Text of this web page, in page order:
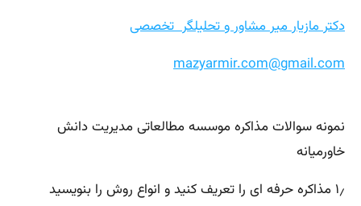
دکتر مازیار میر مشاور و تحلیلگر تخصصی
mazyarmir.com@gmail.com
نمونه سوالات مذاکره موسسه مطالعاتی مدیریت دانش
خاورمیانه
۱٫ مذاکره حرفه ای را تعریف کنید و انواع روش را بنویسید